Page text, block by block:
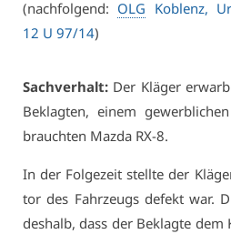
(nach­fol­gend: OLG Ko­blenz,
12 U 97/14)
Sach­ver­halt: Der Klä­ger
Be­klag­ten, ei­nem
brauch­ten Maz­da RX-8.
In der Fol­ge­zeit stell­te der
tor des Fahr­zeugs de­fekt war.
des­halb, dass der Be­klag­te